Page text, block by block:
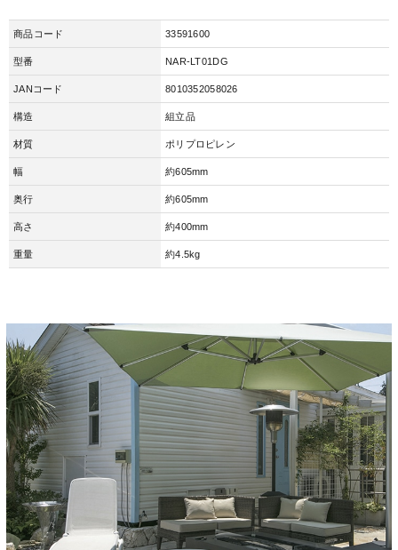
商品コード 33591600
型番 NAR-LT01DG
JANコード 8010352058026
構造 組立品
材質 ポリプロピレン
幅 約605mm
奥行 約605mm
高さ 約400mm
重量 約4.5kg